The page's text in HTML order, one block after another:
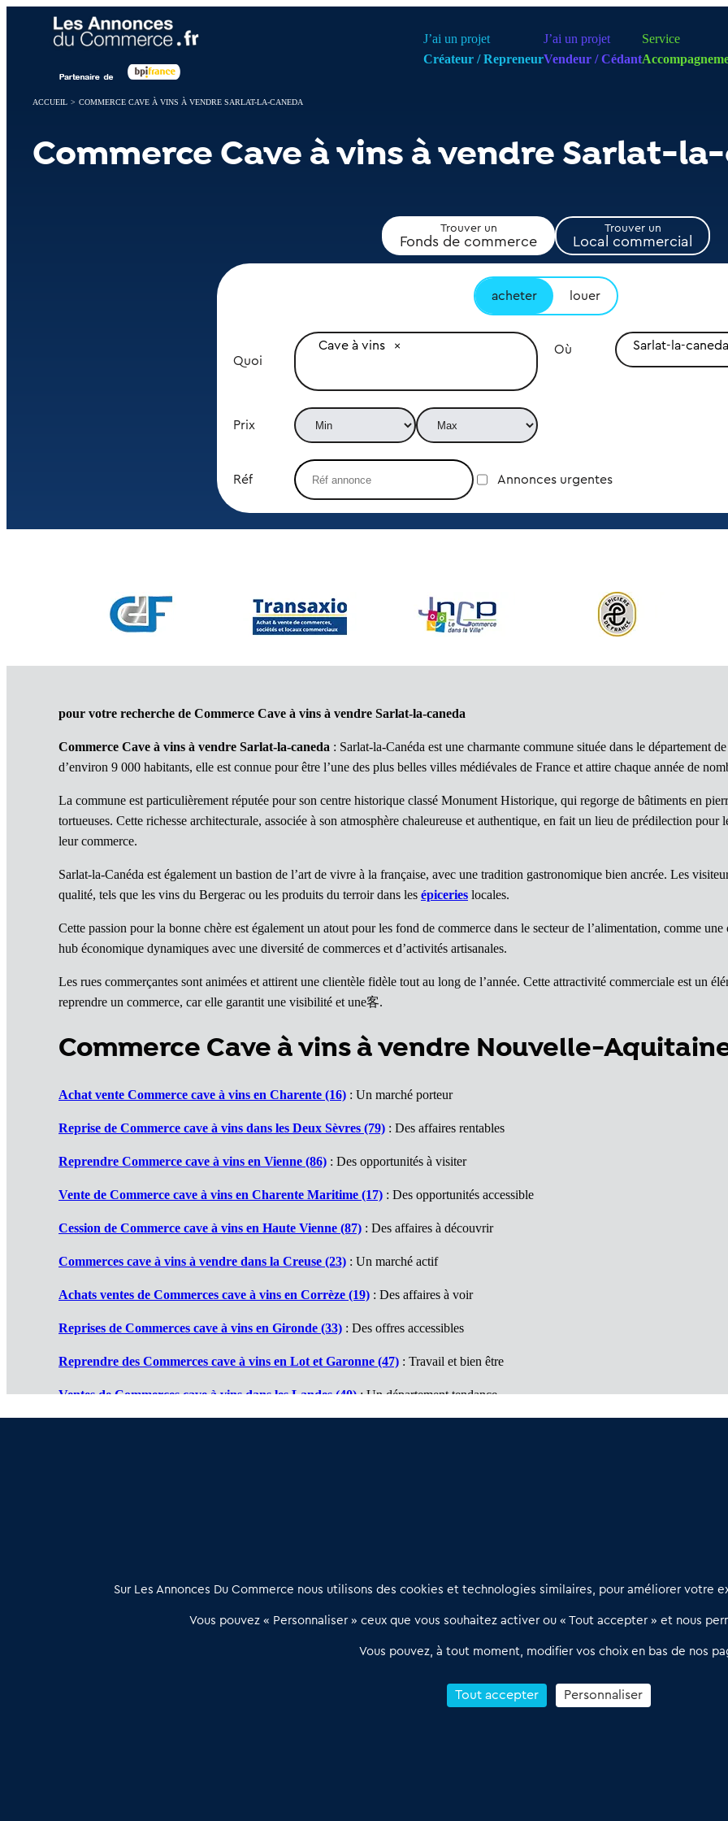
J’ai un projet
Créateur / Repreneur
J’ai un projet
Vendeur / Cédant
Service
ACCUEIL > COMMERCE CAVE À VINS À VENDRE SARLAT-LA-CANEDA
Commerce Cave à vins à vendre Sarlat-
Trouver un
Fonds de commerce
Trouver un
Local commercial
acheter louer
Quoi
Cave à vins Où Sarlat-la-
Prix
Réf Annonces urgentes
pour votre recherche de Commerce Cave à vins à vendre Sarlat-la-caneda
Commerce Cave à vins à vendre Sarlat-la-caneda : Sarlat-la-Canéda est une charmante commune située dans le département
d’environ 9 000 habitants, elle est connue pour être l’une des plus belles villes médiévales de France et attire chaque année de
La commune est particulièrement réputée pour son centre historique classé Monument Historique, qui regorge de bâtiments en
tortueuses. Cette richesse architecturale, associée à son atmosphère chaleureuse et authentique, en fait un lieu de prédilection pour
leur commerce.
Sarlat-la-Canéda est également un bastion de l’art de vivre à la française, avec une tradition gastronomique bien ancrée. Les
qualité, tels que les vins du Bergerac ou les produits du terroir dans les épiceries locales.
Cette passion pour la bonne chère est également un atout pour les fond de commerce dans le secteur de l’alimentation, comme
hub économique dynamiques avec une diversité de commerces et d’activités artisanales.
Les rues commerçantes sont animées et attirent une clientèle fidèle tout au long de l’année. Cette attractivité commerciale est un
reprendre un commerce, car elle garantit une visibilité et une客.
Commerce Cave à vins à vendre Nouvelle-
Achat vente Commerce cave à vins en Charente (16) : Un marché porteur
Reprise de Commerce cave à vins dans les Deux Sèvres (79) : Des affaires rentables
Reprendre Commerce cave à vins en Vienne (86) : Des opportunités à visiter
Vente de Commerce cave à vins en Charente Maritime (17) : Des opportunités accessible
Cession de Commerce cave à vins en Haute Vienne (87) : Des affaires à découvrir
Commerces cave à vins à vendre dans la Creuse (23) : Un marché actif
Achats ventes de Commerces cave à vins en Corrèze (19) : Des affaires à voir
Reprises de Commerces cave à vins en Gironde (33) : Des offres accessibles
Reprendre des Commerces cave à vins en Lot et Garonne (47) : Travail et bien être
Ventes de Commerces cave à vins dans les Landes (40): Un département tendance
relation qualifiée conçu pour les acteurs de l’immobilier commercial
02 54 56 03 17
Contactez-nous
Notre solution
Offres Pro
Qui sommes nous ?
Panneau de gestion des cookies
Sur Les Annonces Du Commerce nous utilisons des cookies et technologies similaires, pour améliorer votre
Vous pouvez « Personnaliser » ceux que vous souhaitez activer ou « Tout accepter » et nous
Vous pouvez, à tout moment, modifier vos choix en bas de nos
Tout accepter Personnaliser